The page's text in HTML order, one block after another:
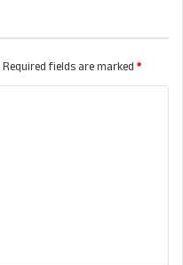
Required fields are marked *